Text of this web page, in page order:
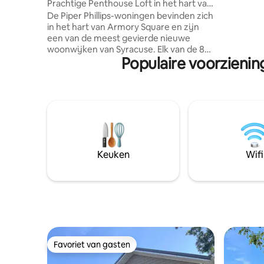
Prachtige Penthouse Loft in het hart van
Armory Sq
De Piper Phillips-woningen bevinden zich
in het hart van Armory Square en zijn
een van de meest gevierde nieuwe
woonwijken van Syracuse. Elk van de 8
lofts hebben een uniek design en
architectonische elementen die nergens
huisvesten, werd het later kantoren voor
een bloeiend commercieel centrum in
het centrum. Tegenwoordig combineren
het oude en nieuwe het creëren van een
Populaire
Keuken Wifi
Favoriet van gasten
Favoriet van gasten